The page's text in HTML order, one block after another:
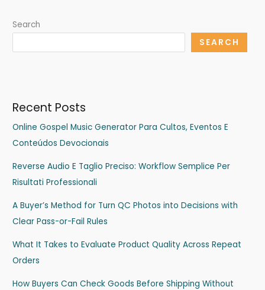
Search
SEARCH
Recent Posts
Online Gospel Music Generator Para Cultos, Eventos E
Conteúdos Devocionais
Reverse Audio E Taglio Preciso: Workflow Semplice Per
Risultati Professionali
A Buyer’s Method for Turn QC Photos into Decisions with
Clear Pass-or-Fail Rules
What It Takes to Evaluate Product Quality Across Repeat
Orders
How Buyers Can Check Goods Before Shipping Without